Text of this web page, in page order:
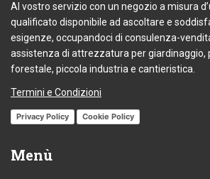
Al vostro servizio con un negozio a misura
qualificato disponibile ad ascoltare e
esigenze, occupandoci di consulenza-
assistenza di attrezzatura per giardinaggio,
forestale, piccola industria e cantieristica.
Termini e Condizioni
Privacy Policy Cookie Policy
Menù